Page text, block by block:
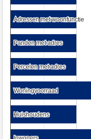
Adressen met woonfunctie
Adressen met woonfunctie
Panden met adres
Panden met adres
Percelen met adres
Percelen met adres
Woningvoorraad
Woningvoorraad
Huishoudens
Huishoudens